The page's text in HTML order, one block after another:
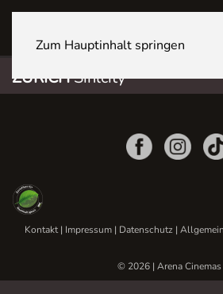
Zum Hauptinhalt springen
ZÜRICHSihlcity
Kontakt| Impressum | Datenschutz |
© 2026 | Arena Cinemas